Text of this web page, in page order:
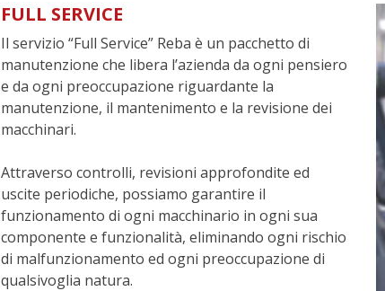
FULL SERVICE
Il servizio “Full Service” Reba è un pacchetto di
manutenzione che libera l’azienda da ogni pensiero
e da ogni preoccupazione riguardante la
manutenzione, il mantenimento e la revisione dei
macchinari.
Attraverso controlli, revisioni approfondite ed
uscite periodiche, possiamo garantire il
funzionamento di ogni macchinario in ogni sua
componente e funzionalità, eliminando ogni rischio
di malfunzionamento ed ogni preoccupazione di
qualsivoglia natura.